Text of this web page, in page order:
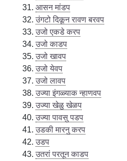
आसन मांडप
उंगटो दिकून रावण बरवप
उजो एकडे करप
उजो काडप
उजो खावप
उजो येवप
उजो लावप
उज्या इंगळ्याक न्हाणवप
उज्या खेळु खेळप
उज्या पावसु पडप
उडकी मारनु करप
उडप
उतरां परतून काडप